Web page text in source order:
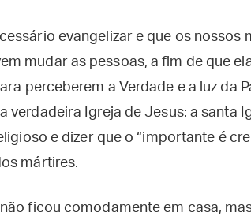
evangelizar e que os nossos
mudar as pessoas, a fim de que
perceberem a Verdade e a luz da
verdadeira Igreja de Jesus: a santa
e dizer que o “importante é
mártires.
ficou comodamente em casa,